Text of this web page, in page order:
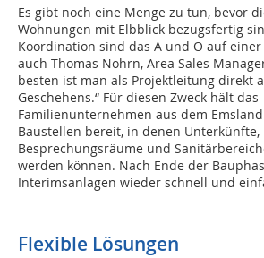
Es gibt noch eine Menge zu tun, bevor
Wohnungen mit Elbblick bezugsfertig
Koordination sind das A und O auf einer
auch Thomas Nohrn, Area Sales
besten ist man als Projektleitung direkt
Geschehens.“ Für diesen Zweck hält das
Familienunternehmen aus dem
Baustellen bereit, in denen Unterkünfte,
Besprechungsräume und
werden können. Nach Ende der
Interimsanlagen wieder schnell und
Flexible Lösungen